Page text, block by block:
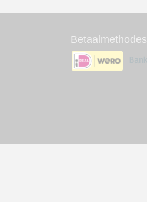
Betaalmethodes